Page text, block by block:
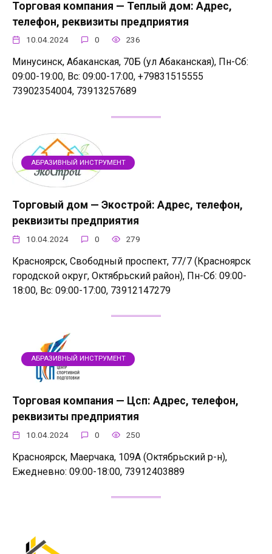
Торговая компания — Теплый дом: Адрес,
телефон, реквизиты предприятия
10.04.2024 0 236
Минусинск, Абаканская, 70Б (ул Абаканская), Пн-Сб:
09:00-19:00, Вс: 09:00-17:00, +79831515555
73902354004, 73913257689
АБРАЗИВНЫЙ ИНСТРУМЕНТ
Торговый дом — Экострой: Адрес, телефон,
реквизиты предприятия
10.04.2024 0 279
Красноярск, Свободный проспект, 77/7 (Красноярск
городской округ, Октябрьский район), Пн-Сб: 09:00-
18:00, Вс: 09:00-17:00, 73912147279
АБРАЗИВНЫЙ ИНСТРУМЕНТ
Торговая компания — Цсп: Адрес, телефон,
реквизиты предприятия
10.04.2024 0 250
Красноярск, Маерчака, 109А (Октябрьский р-н),
Ежедневно: 09:00-18:00, 73912403889